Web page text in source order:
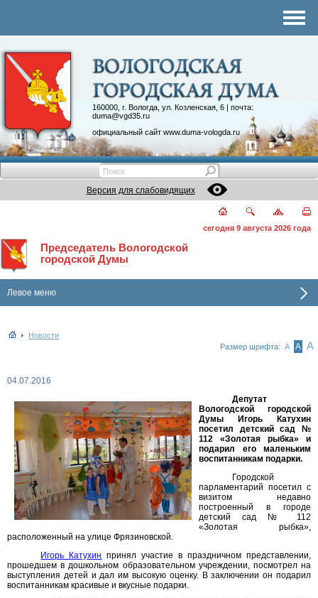
160000, г. Вологда, ул. Козленская, 6 | почта:
duma@vgd35.ru
официальный сайт www.duma-vologda.ru
Контакты
Депутатские объединения
Версия для слабовидящих
сегодня 9 августа 2026 года
Председатель Вологодской
городской Думы
Левое меню
Новости
Размер шрифта: А А А
04.07.2016
Депутат
Вологодской городской
Думы Игорь Катухин
посетил детский сад №
112 «Золотая рыбка» и
подарил его маленьким
воспитанникам подарки.
Городской
парламентарий посетил с
визитом недавно
построенный в городе
детский сад № 112
«Золотая рыбка»,
расположенный на улице Фрязиновской.
Игорь Катухин принял участие в праздничном представлении,
прошедшем в дошкольном образовательном учреждении, посмотрел на
выступления детей и дал им высокую оценку. В заключении он подарил
воспитанникам красивые и вкусные подарки.